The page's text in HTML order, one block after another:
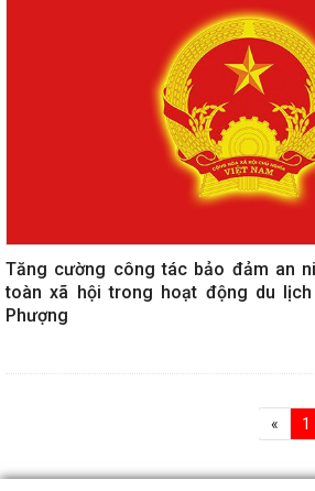
Tăng cường công tác bảo đảm an
toàn xã hội trong hoạt động du
Phượng
« 1